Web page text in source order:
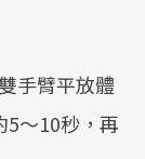
手臂平放體
5～10秒，再